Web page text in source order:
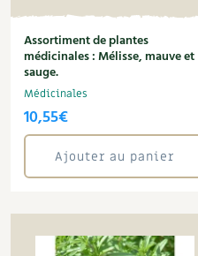
Assortiment de plantes
médicinales : Mélisse, mauve et
sauge.
Médicinales
10,55€
Ajouter au panier